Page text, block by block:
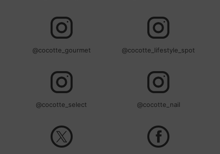
@cocotte_gourmet @cocotte_lifestyle_spot
@cocotte_select @cocotte_nail